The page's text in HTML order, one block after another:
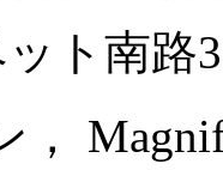
ト南路
，